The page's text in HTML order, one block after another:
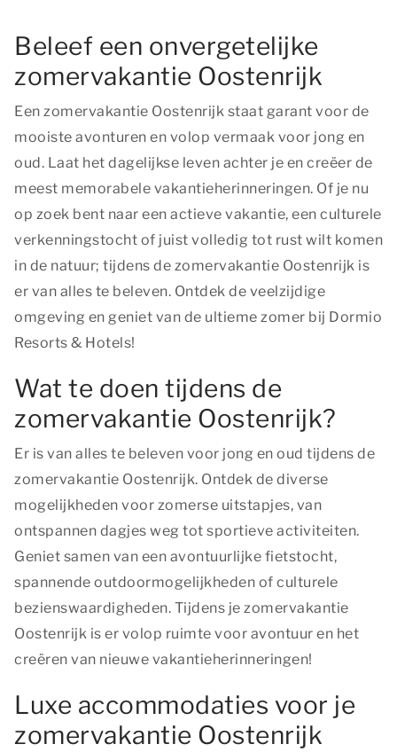
Beleef een onvergetelijke
zomervakantie Oostenrijk
Een zomervakantie Oostenrijk staat garant voor de
mooiste avonturen en volop vermaak voor jong en
oud. Laat het dagelijkse leven achter je en creëer de
meest memorabele vakantieherinneringen. Of je nu
op zoek bent naar een actieve vakantie, een culturele
verkenningstocht of juist volledig tot rust wilt komen
in de natuur; tijdens de zomervakantie Oostenrijk is
er van alles te beleven. Ontdek de veelzijdige
omgeving en geniet van de ultieme zomer bij Dormio
Resorts & Hotels!
Wat te doen tijdens de
zomervakantie Oostenrijk?
Er is van alles te beleven voor jong en oud tijdens de
zomervakantie Oostenrijk. Ontdek de diverse
mogelijkheden voor zomerse uitstapjes, van
ontspannen dagjes weg tot sportieve activiteiten.
Geniet samen van een avontuurlijke fietstocht,
spannende outdoormogelijkheden of culturele
bezienswaardigheden. Tijdens je zomervakantie
Oostenrijk is er volop ruimte voor avontuur en het
creëren van nieuwe vakantieherinneringen!
Luxe accommodaties voor je
zomervakantie Oostenrijk